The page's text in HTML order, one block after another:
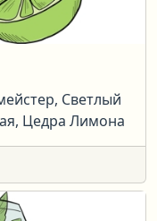
Светлый
Цедра Лимона